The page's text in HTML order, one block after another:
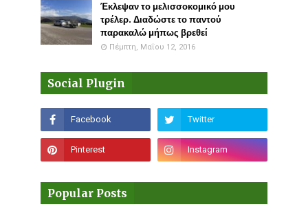
Έκλεψαν το μελισσοκομικό μου
τρέλερ. Διαδώστε το παντού
παρακαλώ μήπως βρεθεί
Πέμπτη, Μαΐου 12, 2016
Social Plugin
Popular Posts